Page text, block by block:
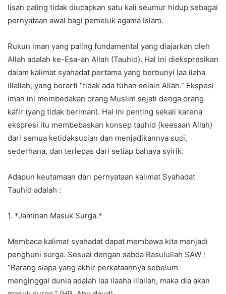
lisan paling tidak diucapkan satu kali seumur hidup sebagai
pernyataan awal bagi pemeluk agama Islam.
Rukun iman yang paling fundamental yang diajarkan oleh
Allah adalah ke-Esa-an Allah (Tauhid). Hal ini diekspresikan
dalam kalimat syahadat pertama yang berbunyi laa ilaha
illallah, yang berarti “tidak ada tuhan selain Allah.” Ekspesi
iman ini membedakan orang Muslim sejati denga orang
kafir (yang tidak beriman). Hal ini penting sekali karena
ekspresi itu membebaskan konsep tauhid (keesaan Allah)
dari semua ketidaksucian dan menjadikannya suci,
sederhana, dan terlepas dari setiap bahaya syirik.
Adapun keutamaan dari pernyataan kalimat Syahadat
Tauhid adalah :
1. *Jaminan Masuk Surga.*
Membaca kalimat syahadat dapat membawa kita menjadi
penghuni surga. Sesuai dengan sabda Rasulullah SAW :
“Barang siapa yang akhir perkataannya sebelum
menginggal dunia adalah laa ilaaha illallah, maka dia akan